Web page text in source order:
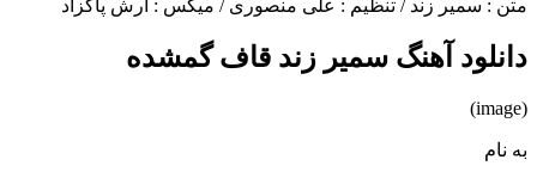
متن : سمیر زند / تنظیم : علی منصوری / میکس : آرش پاکزاد
دانلود آهنگ سمیر زند قاف گمشده
(image)
به نام